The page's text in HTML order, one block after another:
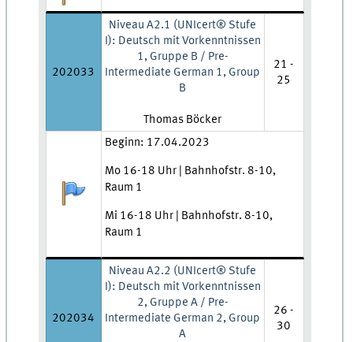
202033
Niveau A2.1 (UNIcert® Stufe
I): Deutsch mit Vorkenntnissen
1, Gruppe B / Pre-
Intermediate German 1, Group
B
Lehrkraft:
Thomas Böcker
21 -
25
Anmeldestatus:
Zeit und Ort:
Beginn: 17.04.2023
Mo 16-18 Uhr | Bahnhofstr. 8-10,
Raum 1
Mi 16-18 Uhr | Bahnhofstr. 8-10,
Raum 1
202034
Niveau A2.2 (UNIcert® Stufe
I): Deutsch mit Vorkenntnissen
2, Gruppe A / Pre-
Intermediate German 2, Group
A
26 -
30